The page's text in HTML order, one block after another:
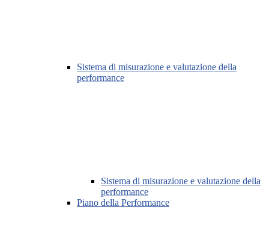
Sistema di misurazione e valutazione della
performance
Sistema di misurazione e valutazione della
performance
Piano della Performance